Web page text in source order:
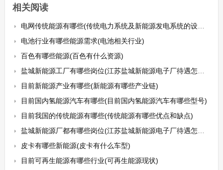
相关阅读
电网传统能源有哪些(传统电力系统及新能源发电系统的设计与分析)
电池行业有哪些能源需求(电池相关行业)
百色有哪些能源(百色有什么资源)
盐城新能源工厂有哪些岗位(江苏盐城新能源电子厂待遇怎么样)
目前新能源产业有哪些(新能源有哪些产业链)
目前国内氢能源汽车有哪些(目前国内氢能源汽车有哪些型号)
目前我国的传统能源有哪些(传统能源有哪些优点和缺点)
盐城新能源厂都有哪些岗位(江苏盐城新能源电子厂待遇怎么样)
皮卡有哪些新能源(皮卡有什么车型)
目前可再生能源有哪些行业(可再生能源现状)